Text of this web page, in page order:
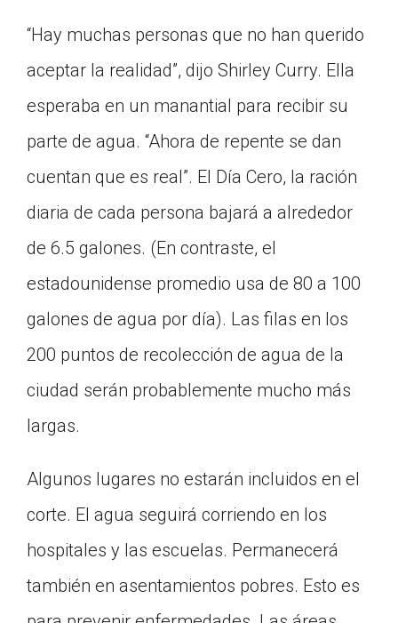
“Hay muchas personas que no han querido
aceptar la realidad”, dijo Shirley Curry. Ella
esperaba en un manantial para recibir su
parte de agua. “Ahora de repente se dan
cuentan que es real”. El Día Cero, la ración
diaria de cada persona bajará a alrededor
de 6.5 galones. (En contraste, el
estadounidense promedio usa de 80 a 100
galones de agua por día). Las filas en los
200 puntos de recolección de agua de la
ciudad serán probablemente mucho más
largas.
Algunos lugares no estarán incluidos en el
corte. El agua seguirá corriendo en los
hospitales y las escuelas. Permanecerá
también en asentamientos pobres. Esto es